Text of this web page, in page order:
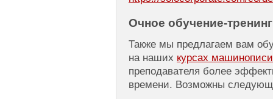
Очное обучение-тренинг
Также мы предлагаем вам
на наших курсах машинописи
преподавателя более
времени. Возможны